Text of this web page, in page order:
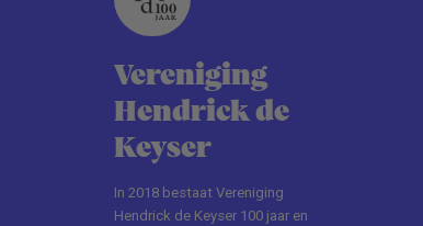
Vereniging
Hendrick de
Keyser
In 2018 bestaat Vereniging
Hendrick de Keyser 100 jaar en